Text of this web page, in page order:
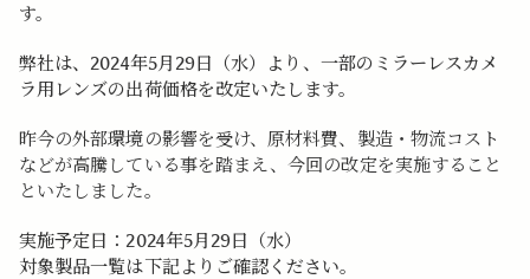
す。
弊社は、2024年5月29日（水）より、一部のミラーレスカメ
ラ用レンズの出荷価格を改定いたします。
昨今の外部環境の影響を受け、原材料費、製造・物流コスト
などが高騰している事を踏まえ、今回の改定を実施すること
といたしました。
実施予定日：2024年5月29日（水）
対象製品一覧は下記よりご確認ください。